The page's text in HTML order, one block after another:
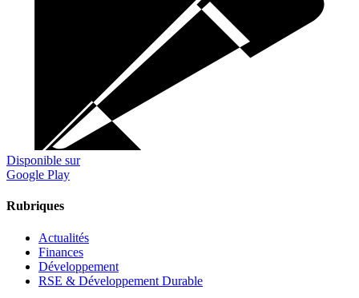
Disponible sur
Google Play
Rubriques
Actualités
Finances
Développement
RSE & Développement Durable